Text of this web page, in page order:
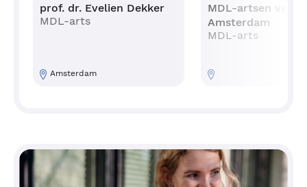
prof. dr. Evelien Dekker
MDL-arts
Amsterdam
MDL-artsen
Amsterdam
MDL-arts